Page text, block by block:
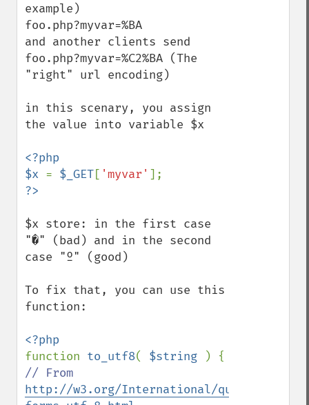
example)
foo.php?myvar=%BA
and another clients send
foo.php?myvar=%C2%BA (The
"right" url encoding)
in this scenary, you assign
the value into variable $x
<?php
$x = $_GET[ 'myvar'
$x store: in the first case
"�" (bad) and in the second
case "º" (good)
To fix that, you can use this
function:
function to_utf8( $string
http://w3.org/International/questions/qa-